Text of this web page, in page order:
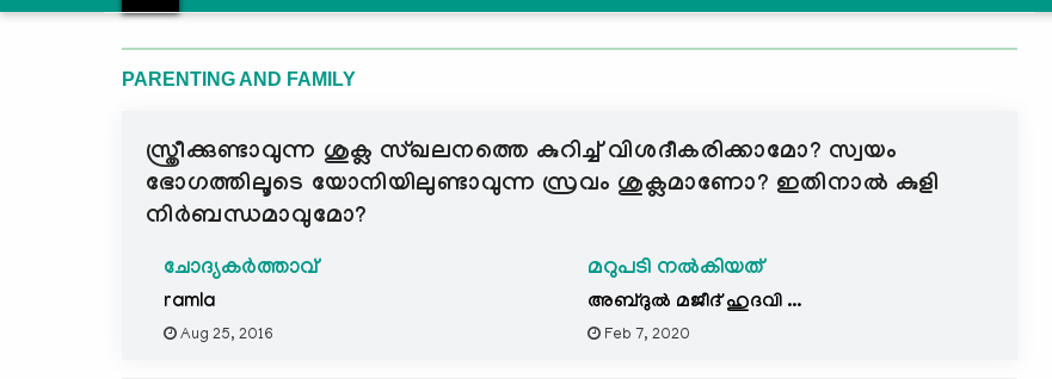
PARENTING AND FAMILY
സ്ത്രീക്കുണ്ടാവുന്ന ശുക്ല സ്ഖലനത്തെ കുറിച്ച് വിശദീകരിക്കാമോ? സ്വയം
ഭോഗത്തിലൂടെ യോനിയിലുണ്ടാവുന്ന സ്രവം ശുക്ലമാണോ? ഇതിനാല്‍ കുളി
നിര്‍ബന്ധമാവുമോ?
ചോദ്യകർത്താവ്
ramla
Aug 25, 2016
മറുപടി നൽകിയത്
അബ്ദുല്‍ മജീദ് ഹുദവി ...
Feb 7, 2020